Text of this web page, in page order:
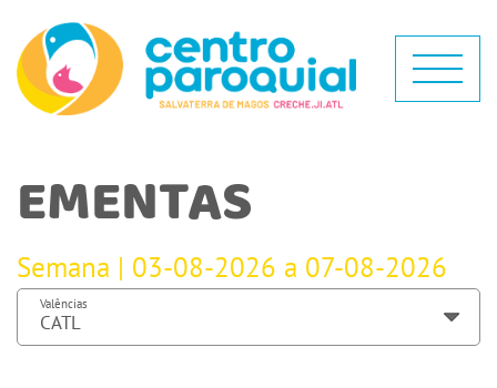
EMENTAS
Semana | 03-08-2026 a 07-08-2026
Valências